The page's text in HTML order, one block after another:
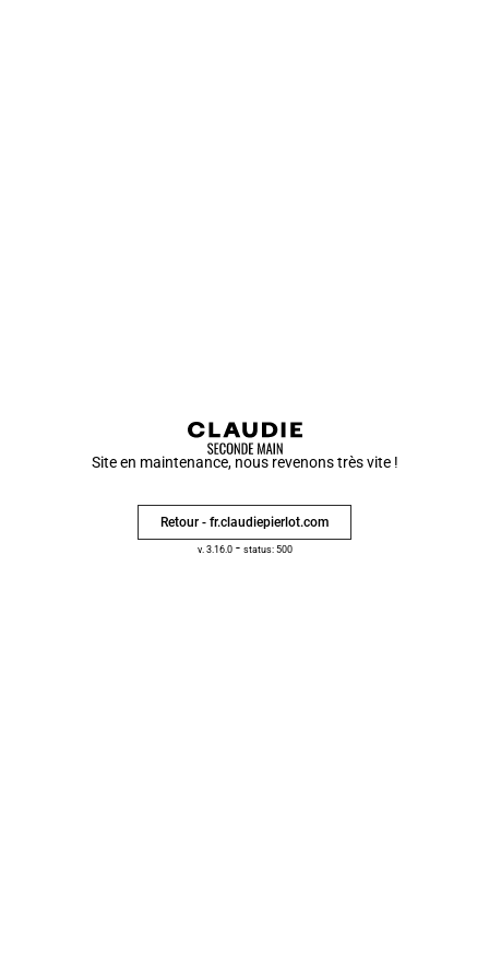
Site en maintenance, nous revenons très vite !
Retour - fr.claudiepierlot.com
v. 3.16.0- status: 500